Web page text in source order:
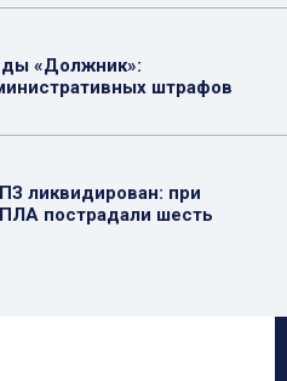
«Должник»:
штрафов
ликвидирован: при
пострадали шесть